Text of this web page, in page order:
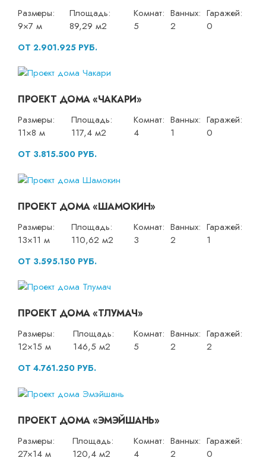
Размеры:
9×7 м
Площадь:
89,29 м2
Комнат:
5
Ванных:
2
Гаражей:
0
ОТ 2.901.925 РУБ.
ПРОЕКТ ДОМА «ЧАКАРИ»
Размеры:
11×8 м
Площадь:
117,4 м2
Комнат:
4
Ванных:
1
Гаражей:
0
ОТ 3.815.500 РУБ.
ПРОЕКТ ДОМА «ШАМОКИН»
Размеры:
13×11 м
Площадь:
110,62 м2
Комнат:
3
Ванных:
2
Гаражей:
1
ОТ 3.595.150 РУБ.
ПРОЕКТ ДОМА «ТЛУМАЧ»
Размеры:
12×15 м
Площадь:
146,5 м2
Комнат:
5
Ванных:
2
Гаражей:
2
ОТ 4.761.250 РУБ.
ПРОЕКТ ДОМА «ЭМЭЙШАНЬ»
Размеры:
27×14 м
Площадь:
120,4 м2
Комнат:
4
Ванных:
2
Гаражей:
0